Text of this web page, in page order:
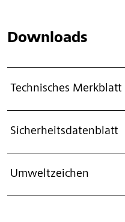
Downloads
Technisches Merkblatt
Sicherheitsdatenblatt
Umweltzeichen